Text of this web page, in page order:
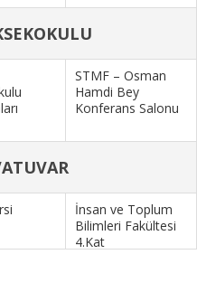
STMF – Osman
Hamdi Bey
Konferans Salonu
İnsan ve Toplum
Bilimleri Fakültesi
4.Kat